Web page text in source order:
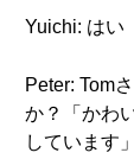
Yuichi: はい
Peter: Tom
か？「かわ
しています